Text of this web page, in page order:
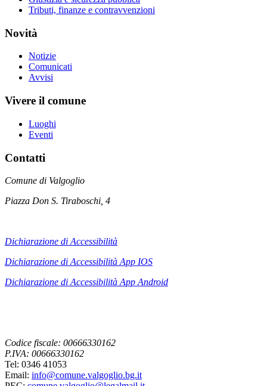
Tributi, finanze e contravvenzioni
Novità
Notizie
Comunicati
Avvisi
Vivere il comune
Luoghi
Eventi
Contatti
Comune di Valgoglio
Piazza Don S. Tiraboschi, 4
Dichiarazione di Accessibilità
Dichiarazione di Accessibilità App IOS
Dichiarazione di Accessibilità App Android
Codice fiscale: 00666330162
P.IVA: 00666330162
Tel: 0346 41053
Email: info@comune.valgoglio.bg.it